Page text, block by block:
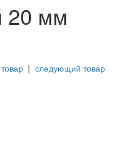
20 мм
| следующий товар